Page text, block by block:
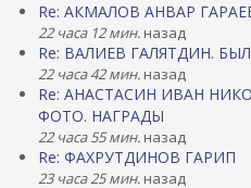
Re: АКМАЛОВ АНВАР
22 часа 12 мин. назад
Re: ВАЛИЕВ ГАЛЯТДИН.
22 часа 42 мин. назад
Re: АНАСТАСИН ИВАН
ФОТО. НАГРАДЫ
22 часа 55 мин. назад
Re: ФАХРУТДИНОВ ГАРИП
23 часа 25 мин. назад